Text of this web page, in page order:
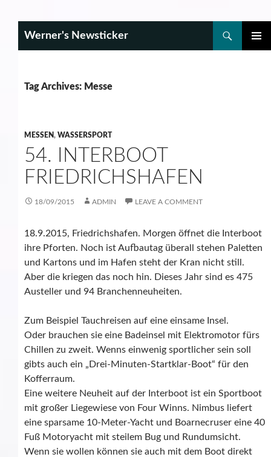
Werner's Newsticker
Tag Archives: Messe
MESSEN, WASSERSPORT
54. INTERBOOT
FRIEDRICHSHAFEN
18/09/2015 ADMIN LEAVE A COMMENT
18.9.2015, Friedrichshafen. Morgen öffnet die Interboot
ihre Pforten. Noch ist Aufbautag überall stehen Paletten
und Kartons und im Hafen steht der Kran nicht still.
Aber die kriegen das noch hin. Dieses Jahr sind es 475
Austeller und 94 Branchenneuheiten.
Zum Beispiel Tauchreisen auf eine einsame Insel.
Oder brauchen sie eine Badeinsel mit Elektromotor fürs
Chillen zu zweit. Wenns einwenig sportlicher sein soll
gibts auch ein „Drei-Minuten-Startklar-Boot“ für den
Kofferraum.
Eine weitere Neuheit auf der Interboot ist ein Sportboot
mit großer Liegewiese von Four Winns. Nimbus liefert
eine sparsame 10-Meter-Yacht und Boarnecruser eine 40
Fuß Motoryacht mit steilem Bug und Rundumsicht.
Wenn sie wollen können sie auch mit dem Boot direkt